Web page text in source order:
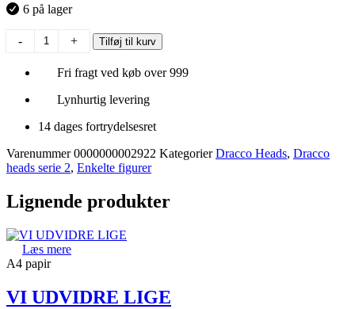
6 på lager
- + Tilføj til kurv
Fri fragt ved køb over 999
Lynhurtig levering
14 dages fortrydelsesret
Varenummer0000000002922 Kategorier Dracco Heads, Dracco
heads serie 2, Enkelte figurer
Lignende produkter
Læs mere
A4 papir
VI UDVIDRE LIGE